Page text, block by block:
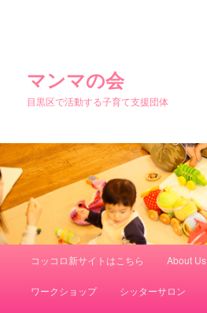
マンマの会
目黒区で活動する子育て支援団体
メインコンテンツへ移動
サブコンテンツへ移動
コッコロ新サイトはこちら About Us
ワークショップ シッターサロン